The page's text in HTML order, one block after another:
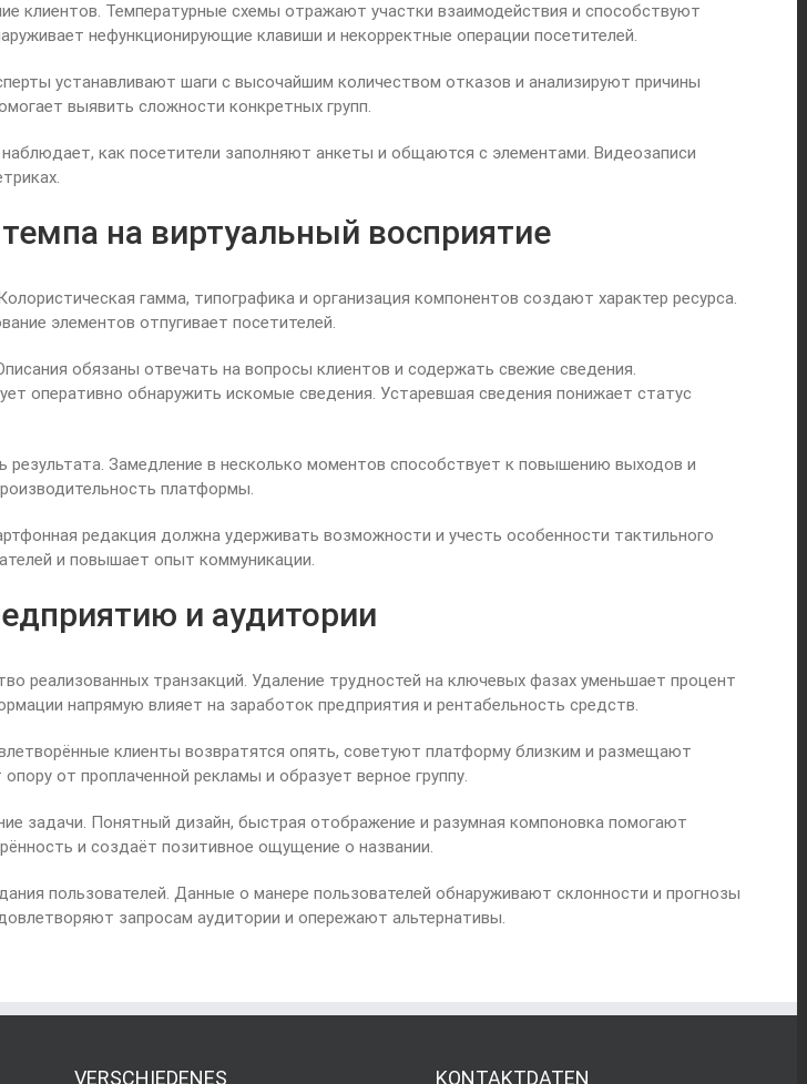
клиентов. Температурные схемы отражают участки взаимодействия и способствуют
нефункционирующие клавиши и некорректные операции посетителей.
устанавливают шаги с высочайшим количеством отказов и анализируют причины
выявить сложности конкретных групп.
как посетители заполняют анкеты и общаются с элементами. Видеозаписи
на виртуальный восприятие
гамма, типографика и организация компонентов создают характер ресурса.
элементов отпугивает посетителей.
обязаны отвечать на вопросы клиентов и содержать свежие сведения.
оперативно обнаружить искомые сведения. Устаревшая сведения понижает статус
Замедление в несколько моментов способствует к повышению выходов и
платформы.
редакция должна удерживать возможности и учесть особенности тактильного
и повышает опыт коммуникации.
и аудитории
реализованных транзакций. Удаление трудностей на ключевых фазах уменьшает процент
напрямую влияет на заработок предприятия и рентабельность средств.
клиенты возвратятся опять, советуют платформу близким и размещают
от проплаченной рекламы и образует верное группу.
задачи. Понятный дизайн, быстрая отображение и разумная компоновка помогают
и создаёт позитивное ощущение о названии.
пользователей. Данные о манере пользователей обнаруживают склонности и прогнозы
запросам аудитории и опережают альтернативы.
VERSCHIEDENES KONTAKTDATEN